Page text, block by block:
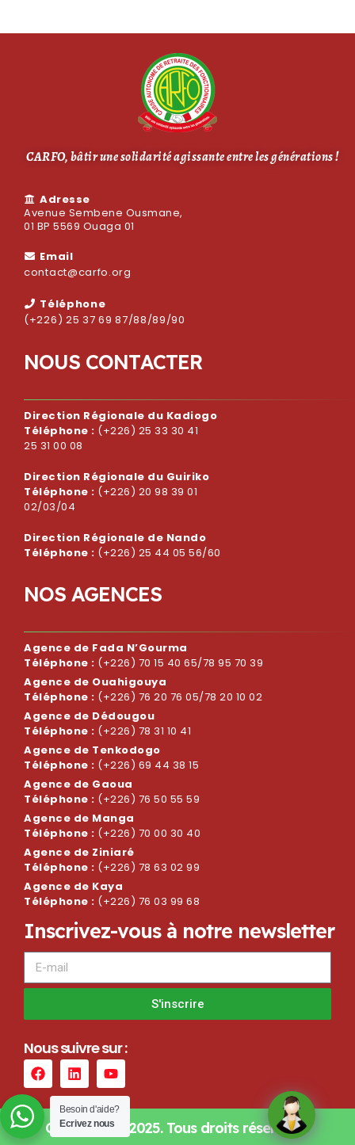
CARFO, bâtir une solidarité agissante entre les générations !
Adresse
Avenue Sembene Ousmane,
01 BP 5569 Ouaga 01
Email
contact@carfo.org
Téléphone
(+226) 25 37 69 87/88/89/90
NOUS CONTACTER
Direction Régionale du Kadiogo
Téléphone : (+226) 25 33 30 41
25 31 00 08
Direction Régionale du Guiriko
Téléphone : (+226) 20 98 39 01
02/03/04
Direction Régionale de Nando
Téléphone : (+226) 25 44 05 56/60
NOS AGENCES
Agence de Fada N’Gourma
Téléphone : (+226) 70 15 40 65/78 95 70 39
Agence de Ouahigouya
Téléphone : (+226) 76 20 76 05/78 20 10 02
Agence de Dédougou
Téléphone : (+226) 78 31 10 41
Agence de Tenkodogo
Téléphone : (+226) 69 44 38 15
Agence de Gaoua
Téléphone : (+226) 76 50 55 59
Agence de Manga
Téléphone : (+226) 70 00 30 40
Agence de Ziniaré
Téléphone : (+226) 78 63 02 99
Agence de Kaya
Téléphone : (+226) 76 03 99 68
Inscrivez-vous à notre newsletter
S'inscrire
Noussuivresur:
Copyright © 2025. Tous droits réservés –
Besoin d'aide?
Ecrivez nous